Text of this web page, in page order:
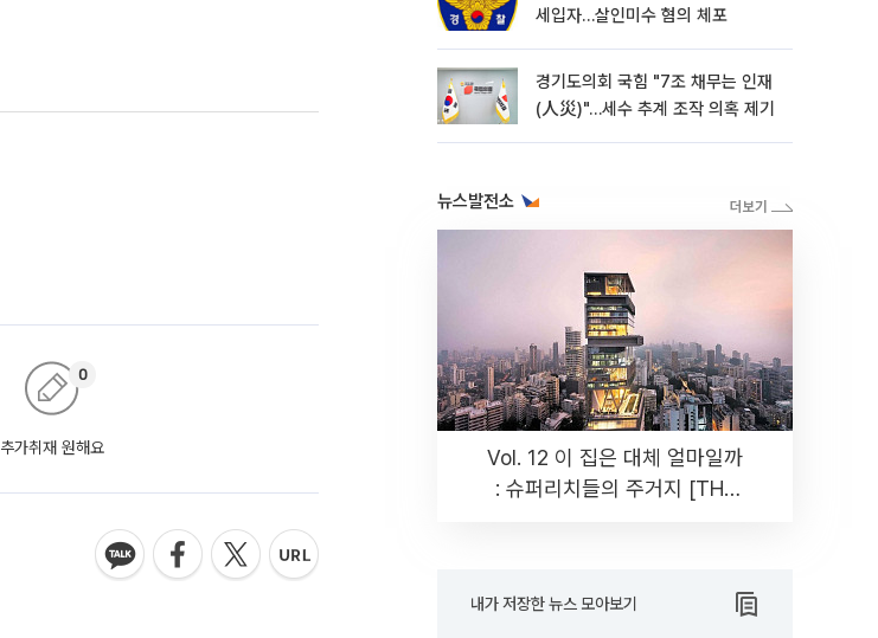
추가취재 원해요
0
세입자…살인미수 혐의 체포
경기도의회 국힘 "7조 채무는 인재
(人災)"…세수 추계 조작 의혹 제기
뉴스발전소
Vol. 12 이 집은 대체 얼마일까
: 슈퍼리치들의 주거지 [THE
내가 저장한 뉴스 모아보기